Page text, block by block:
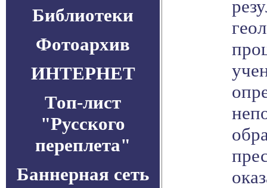
Библиотеки
Фотоархив
ИНТЕРНЕТ
Топ-лист
"Русского
переплета"
Баннерная сеть